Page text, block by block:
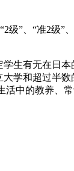
”、“准2级
生有无在日
学和超过半
中的教养、